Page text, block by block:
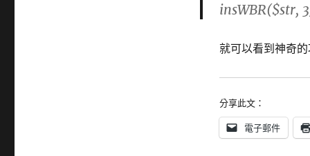
insWBR($str,
就可以看到神奇
分享此文：
電子郵件